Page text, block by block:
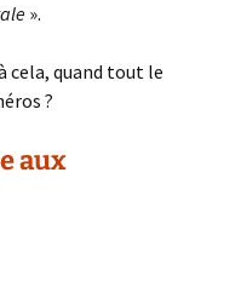
».
cela, quand tout le
?
aux